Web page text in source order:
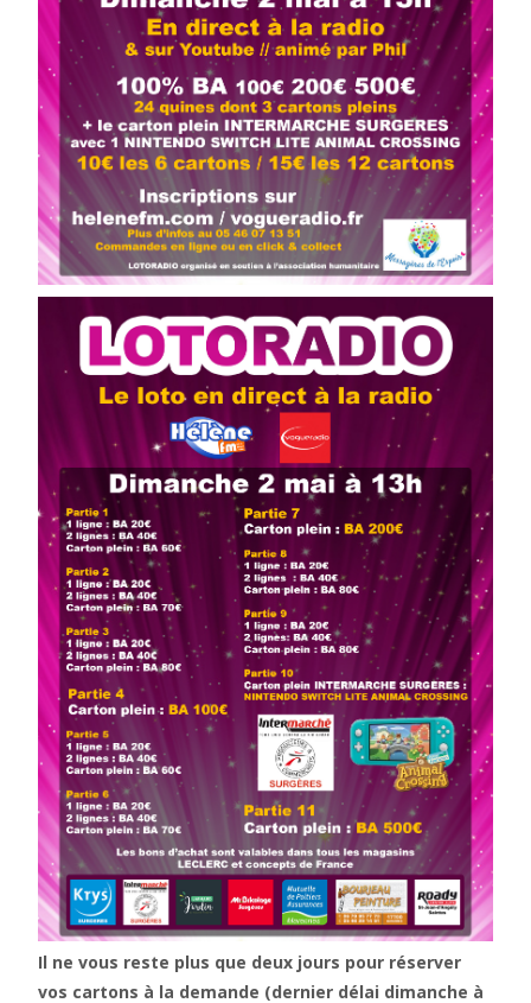
Il ne vous reste plus que deux jours pour réserver
vos cartons à la demande (dernier délai dimanche à